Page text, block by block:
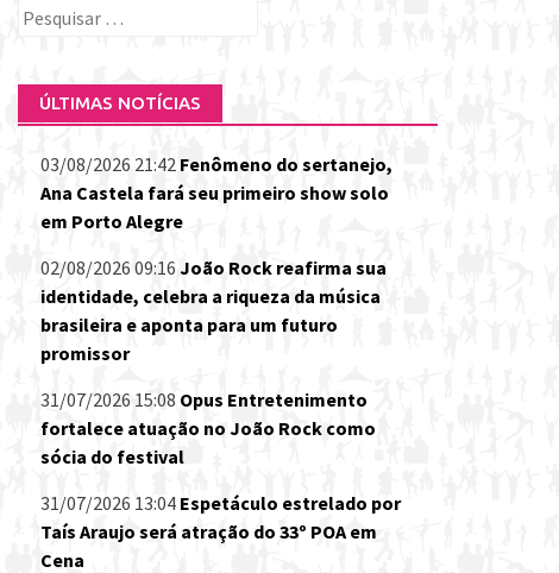
Pesquisar
ÚLTIMAS NOTÍCIAS
03/08/2026 21:42 Fenômeno do sertanejo,
Ana Castela fará seu primeiro show solo
em Porto Alegre
02/08/2026 09:16 João Rock reafirma sua
identidade, celebra a riqueza da música
brasileira e aponta para um futuro
promissor
31/07/2026 15:08 Opus Entretenimento
fortalece atuação no João Rock como
sócia do festival
31/07/2026 13:04 Espetáculo estrelado por
Taís Araujo será atração do 33º POA em
Cena